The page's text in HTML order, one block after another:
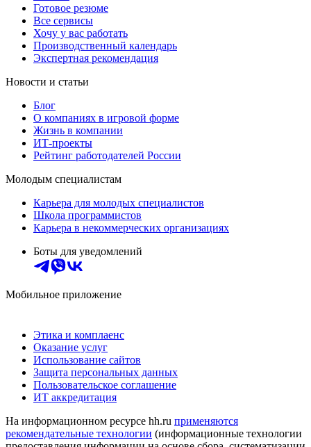
Готовое резюме
Все сервисы
Хочу у вас работать
Производственный календарь
Экспертная рекомендация
Новости и статьи
Блог
О компаниях в игровой форме
Жизнь в компании
ИТ-проекты
Рейтинг работодателей России
Молодым специалистам
Карьера для молодых специалистов
Школа программистов
Карьера в некоммерческих организациях
Боты для уведомлений
Мобильное приложение
Этика и комплаенс
Оказание услуг
Использование сайтов
Защита персональных данных
Пользовательское соглашение
ИТ аккредитация
На информационном ресурсе hh.ru применяются
рекомендательные технологии (информационные технологии